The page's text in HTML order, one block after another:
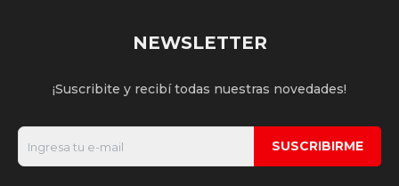
NEWSLETTER
¡Suscribite y recibí todas nuestras novedades!
SUSCRIBIRME